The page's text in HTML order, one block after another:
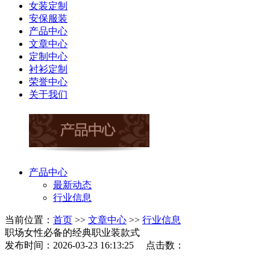
女装定制
安保服装
产品中心
文章中心
定制中心
衬衫定制
荣誉中心
关于我们
产品中心
最新动态
行业信息
当前位置： 首页 >> 文章中心 >> 行业信息
职场女性必备的经典职业装款式
发布时间：2026-03-23 16:13:25 点击数：